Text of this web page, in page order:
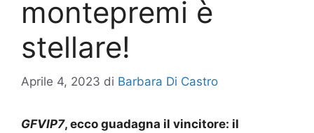
montepremi è
stellare!
Aprile 4, 2023 di Barbara Di Castro
GFVIP7, ecco guadagna il vincitore: il